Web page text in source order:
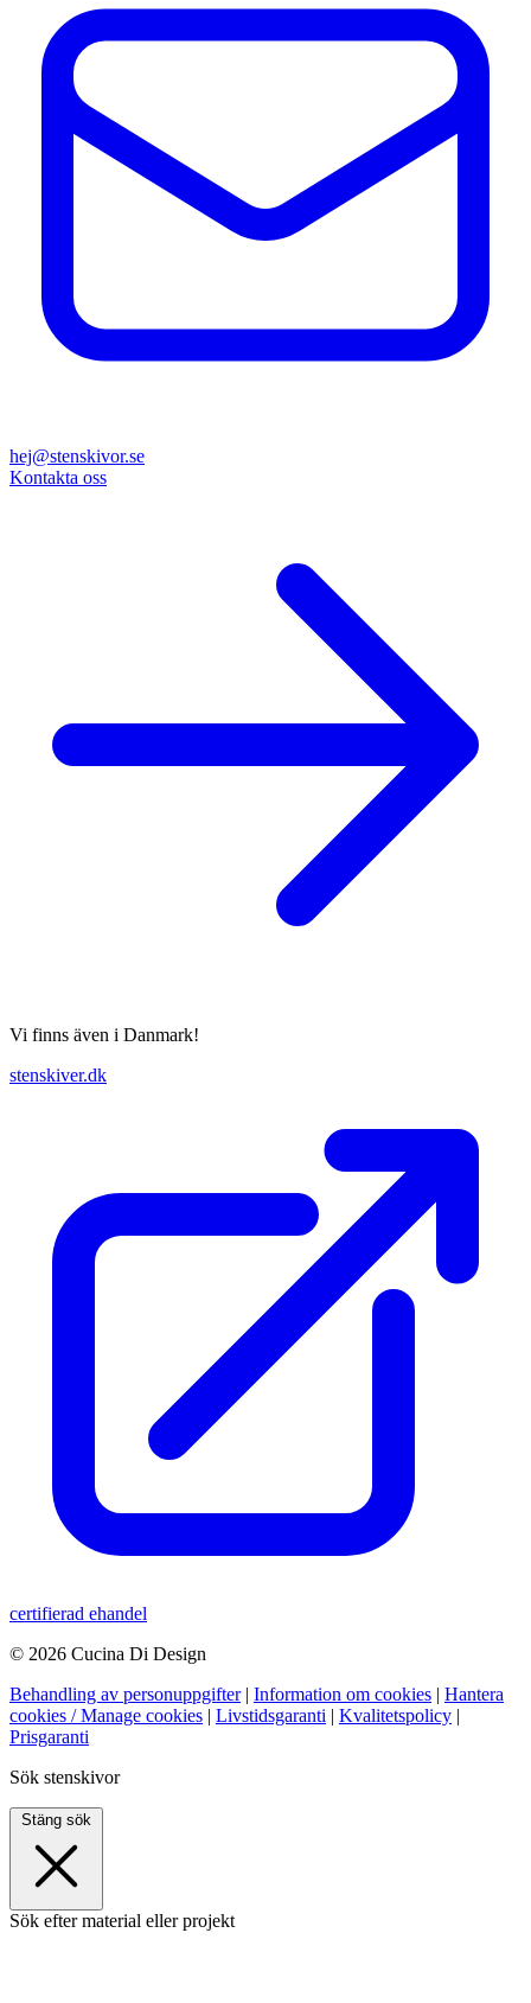
hej@stenskivor.se
Kontakta oss
Vi finns även i Danmark!
stenskiver.dk
certifierad ehandel
© 2026 Cucina Di Design
Behandling av personuppgifter | Information om cookies | Hantera
cookies / Manage cookies | Livstidsgaranti | Kvalitetspolicy |
Prisgaranti
Sök stenskivor
Stäng sök
Sök efter material eller projekt